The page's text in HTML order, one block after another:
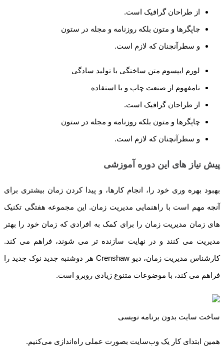
از طراحان گرافیک است.
چاپگرها و متون بلکه روزنامه و مجله در ستون
و سطرآنچنان که لازم است.
لورم ایپسوم متن ساختگی با تولید سادگی
نامفهوم از صنعت چاپ و با استفاده
از طراحان گرافیک است.
چاپگرها و متون بلکه روزنامه و مجله در ستون
و سطرآنچنان که لازم است.
پیش نیاز های این دوره آموزشی
بهبود بهره وری خود را، انجام کارها، و پیدا کردن زمان بیشتری برای
آنچه مهم است با راهنمایی مدیریت زمان. این مجموعه هفتگی تکنیک
های زمان مدیریت زمان را برای کمک به افرادی که زمان خود را بهتر
مدیریت می کنند و در نهایت سازنده تر می شوند، فراهم می کند.
کارشناس مدیریت زمان، دیو Crenshaw هر دوشنبه جدید نوک جدید را
فراهم می کند، با موضوعات متنوع زیادی روبرو است.
ساخت سایت بدون برنامه نویسی
همین ابتدای کار یک وب‌سایت بصورت عملی راه‌اندازی می‌کنیم.